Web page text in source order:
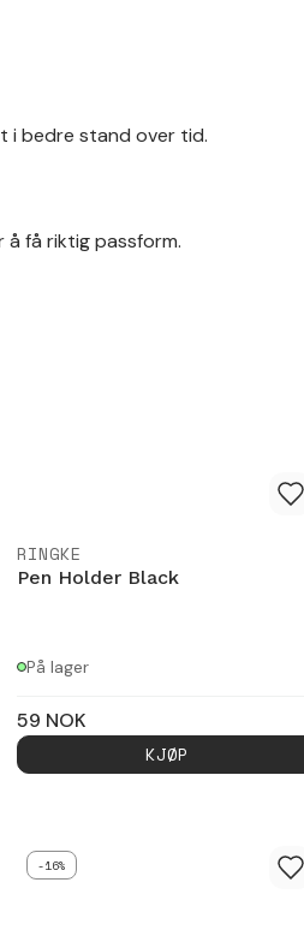
i bedre stand over tid.
å få riktig passform.
RINGKE
Pen Holder Black
På lager
59 NOK
KJØP
-16%